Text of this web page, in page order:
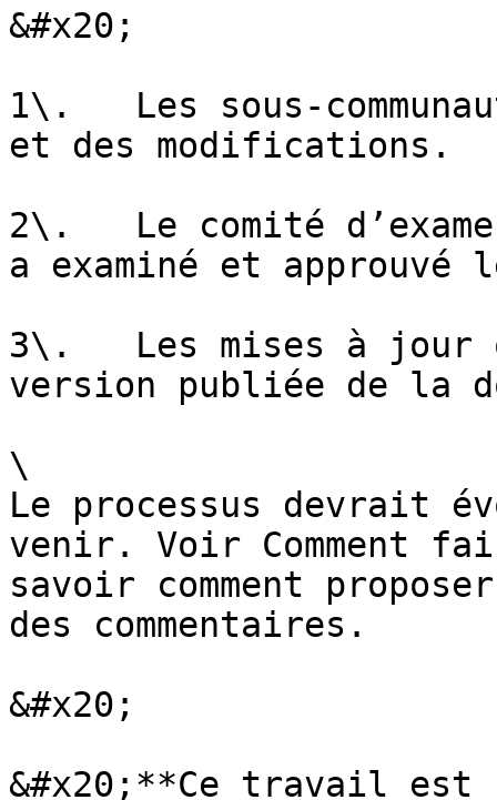
&#x20;
1\.   Les sous-
et des modifications.
2\.   Le comité
a examiné et approuvé
3\.   Les mises à jour
version publiée de la
\
Le processus devrait
venir. Voir Comment
savoir comment
des commentaires.
&#x20;
&#x20;**Ce travail